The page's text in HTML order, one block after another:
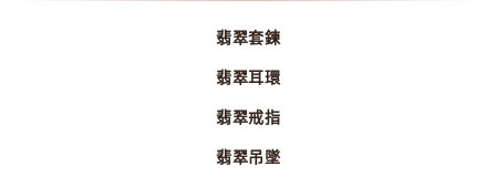
翡翠套鍊
翡翠耳環
翡翠戒指
翡翠吊墜